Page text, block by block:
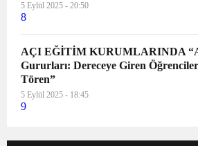
5 Eylül 2025 - 20:50
8
AÇI EĞİTİM KURUMLARINDA
Gururları: Dereceye Giren
Tören”
5 Eylül 2025 - 18:45
9